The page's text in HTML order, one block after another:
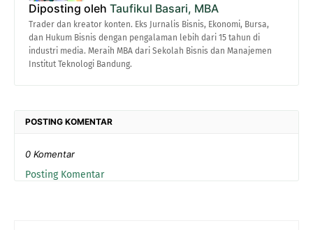
Diposting oleh Taufikul Basari, MBA
Trader dan kreator konten. Eks Jurnalis Bisnis, Ekonomi, Bursa,
dan Hukum Bisnis dengan pengalaman lebih dari 15 tahun di
industri media. Meraih MBA dari Sekolah Bisnis dan Manajemen
Institut Teknologi Bandung.
POSTING KOMENTAR
0 Komentar
Posting Komentar